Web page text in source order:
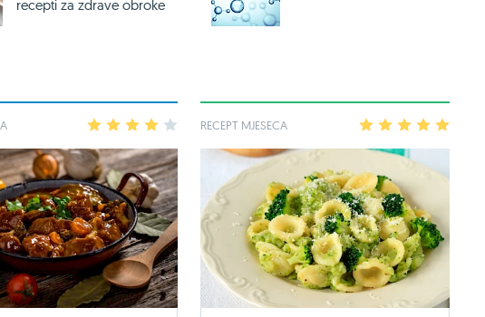
recepti za zdrave obroke
2 3 4 RECEPT MJESECA 2 3 4